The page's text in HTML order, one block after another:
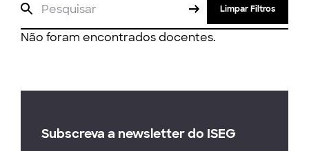
Limpar Filtros
Não foram encontrados docentes.
Subscreva a newsletter do ISEG